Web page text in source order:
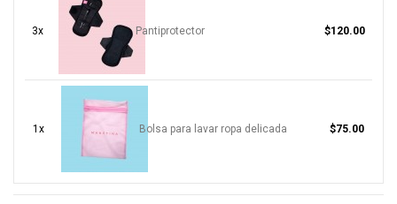
3x Pantiprotector $120.00
1x Bolsa para lavar ropa delicada $75.00